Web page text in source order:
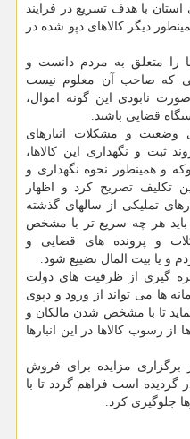
استان با هدف تسریع در فرایند
دیگر کالاهای دپو شده در
را متعلق به مردم دانست و
که صاحب آن معلوم نیست
نابودی این گونه اموال،
قضایی باشند.
وضعیت و مشکلات انبارهای
ثبت و نگهداری این کالاها،
و همینطور نحوه نگهداری و
تکلیف تصریح کرد و اظهار
تملیکی از سالهای گذشته
هر چه سریع تر با مشخص
و پرونده های قضایی و
و یا بیت المال تضییع شود.
گیری از ظرفیت های دولت
ها می تواند از ورود و دپوی
نماید تا با مشخص شدن مالکان و
از رسوب کالاها در این انبارها
برگزاری مزایده برای فروش
گردیده است فراهم گردد تا با
جلوگیری کرد.